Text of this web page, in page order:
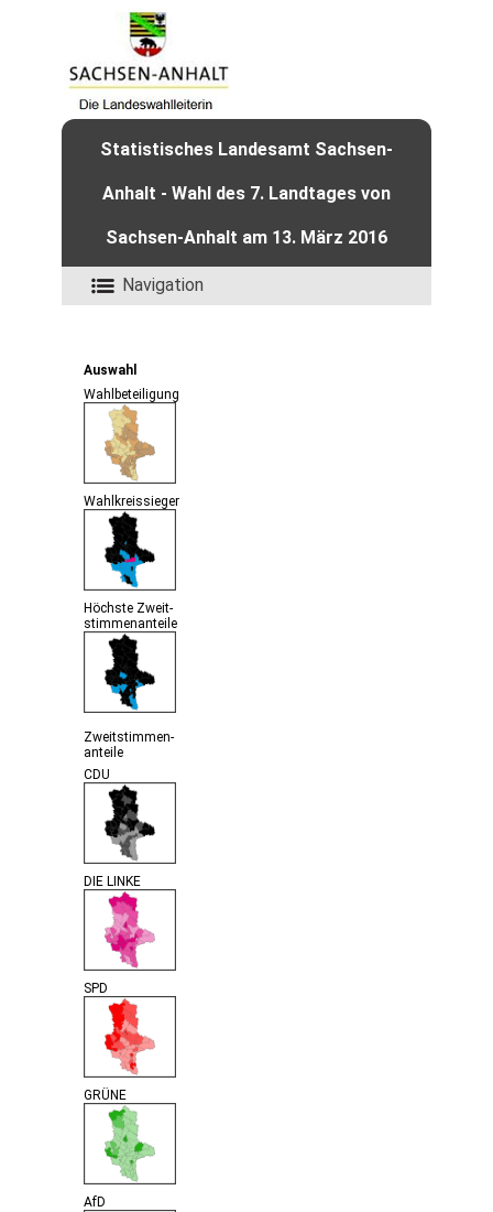
Statistisches Landesamt Sachsen-
Anhalt - Wahl des 7. Landtages von
Sachsen-Anhalt am 13. März 2016
Navigation
Auswahl
Wahlbeteiligung
Wahlkreissieger
Höchste Zweit-
stimmenanteile
Zweitstimmen-
anteile
CDU
DIE LINKE
SPD
GRÜNE
AfD